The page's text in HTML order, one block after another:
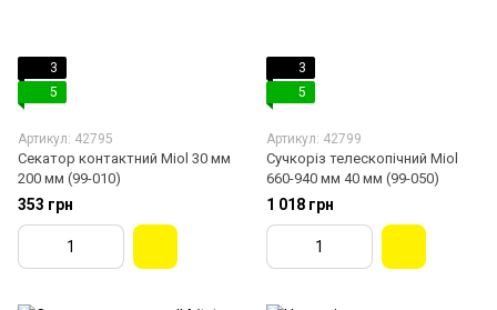
3
5
Артикул: 42795
Секатор контактний Miol 30 мм
200 мм (99-010)
353 грн
3
5
Артикул: 42799
Сучкоріз телескопічний Miol
660-940 мм 40 мм (99-050)
1 018 грн